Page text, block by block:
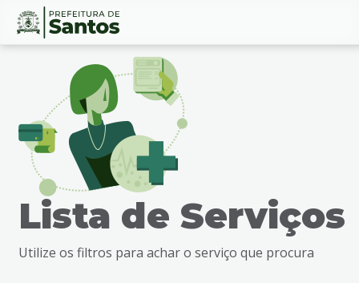
Ir
busca
Conteúdo
Lista de Serviços
Utilize os filtros para achar o serviço que procura